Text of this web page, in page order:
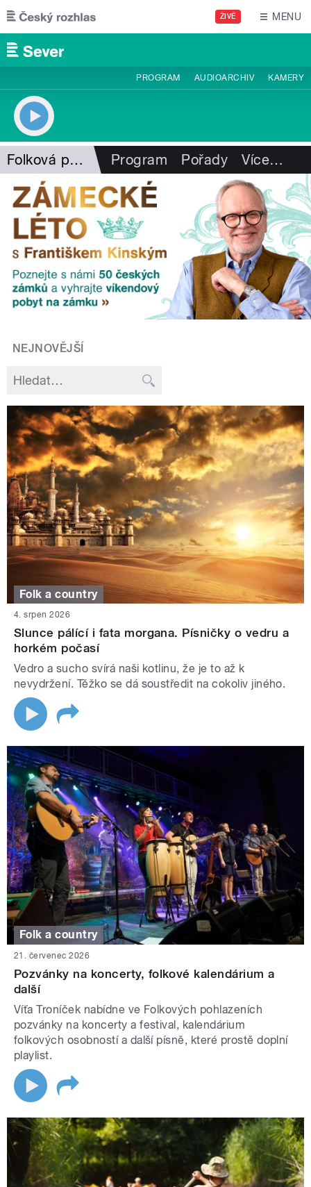
Přejít k hlavnímu obsahu
ŽIVĚ MENU
PROGRAM AUDIOARCHIV KAMERY
Folková pohlazení Program Pořady Více…
NEJNOVĚJŠÍ
Folk a country
4. srpen 2026
Slunce pálící i fata morgana. Písničky o vedru a
horkém počasí
Vedro a sucho svírá naši kotlinu, že je to až k
nevydržení. Těžko se dá soustředit na cokoliv jiného.
Folk a country
21. červenec 2026
Pozvánky na koncerty, folkové kalendárium a
další
Víťa Troníček nabídne ve Folkových pohlazeních
pozvánky na koncerty a festival, kalendárium
folkových osobností a další písně, které prostě doplní
playlist.